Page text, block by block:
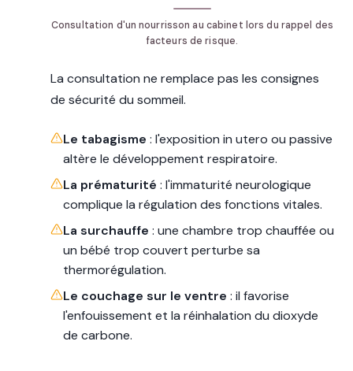
Consultation d'un nourrisson au cabinet lors du rappel des
facteurs de risque.
La consultation ne remplace pas les consignes
de sécurité du sommeil.
Le tabagisme : l'exposition in utero ou passive
altère le développement respiratoire.
La prématurité : l'immaturité neurologique
complique la régulation des fonctions vitales.
La surchauffe : une chambre trop chauffée ou
un bébé trop couvert perturbe sa
thermorégulation.
Le couchage sur le ventre : il favorise
l'enfouissement et la réinhalation du dioxyde
de carbone.